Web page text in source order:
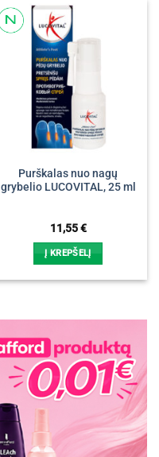
Purškalas nuo nagų
grybelio LUCOVITAL, 25 ml
11,55€
Į KREPŠELĮ